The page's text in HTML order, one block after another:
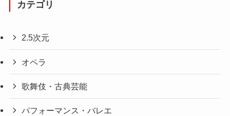
カテゴリ
2.5次元
オペラ
歌舞伎・古典芸能
パフォーマンス・バレエ